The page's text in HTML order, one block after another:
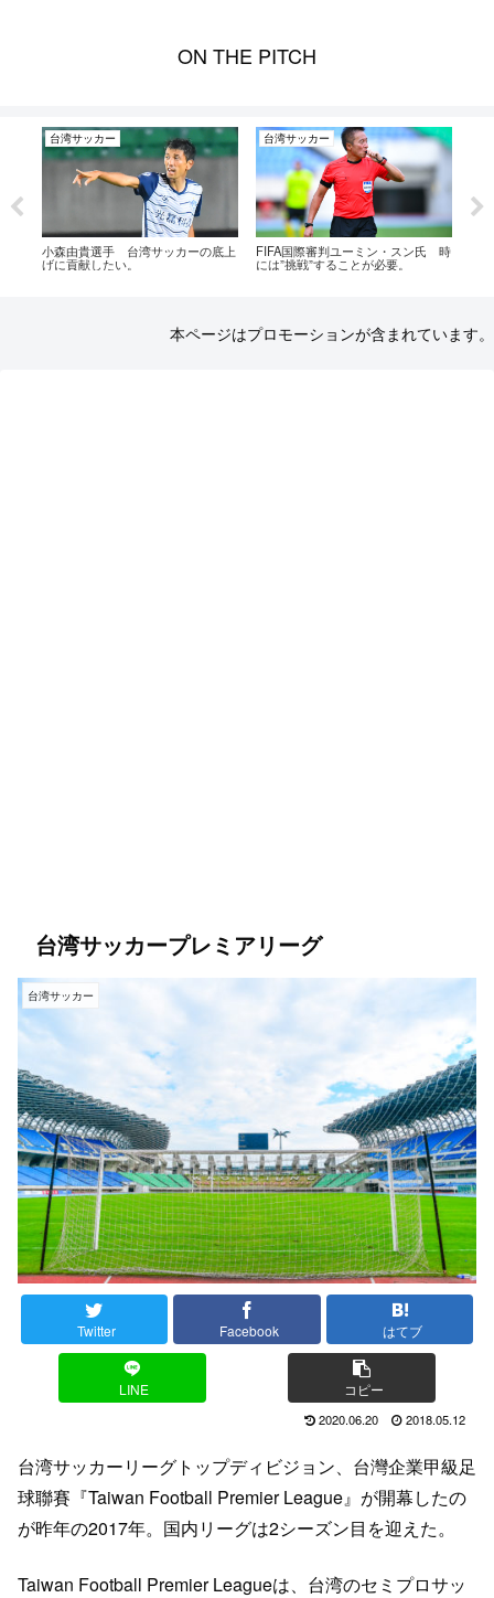
ON THE PITCH
台湾サッカー
小森由貴選手 台湾サッカーの底上
げに貢献したい。
台湾サッカー
FIFA国際審判ユーミン・スン氏 時
には”挑戦”することが必要。
本ページはプロモーションが含まれています。
台湾サッカープレミアリーグ
台湾サッカー
Twitter Facebook はてブ
LINE コピー
2020.06.20 2018.05.12
台湾サッカーリーグトップディビジョン、台灣企業甲級足
球聯賽『Taiwan Football Premier League』が開幕したの
が昨年の2017年。国内リーグは2シーズン目を迎えた。
Taiwan Football Premier Leagueは、台湾のセミプロサッ